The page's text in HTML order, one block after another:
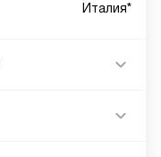
Италия*